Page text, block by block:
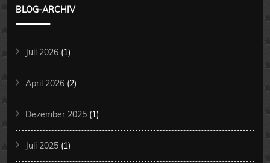
BLOG-ARCHIV
Juli 2026 (1)
April 2026 (2)
Dezember 2025 (1)
Juli 2025 (1)